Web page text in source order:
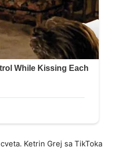
Ketrin Grej sa TikToka